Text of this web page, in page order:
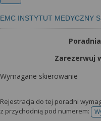
EMC INSTYTUT MEDYCZNY
Zarezerwuj
Wymagane skierowanie
Rejestracja do tej poradni
z przychodnią pod numerem: